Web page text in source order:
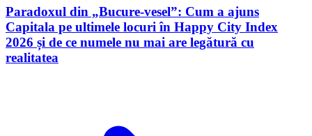
Paradoxul din „Bucure-vesel”: Cum a ajuns
Capitala pe ultimele locuri în Happy City Index
2026 și de ce numele nu mai are legătură cu
realitatea